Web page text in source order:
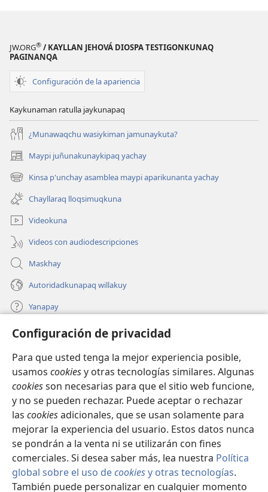
Configuración de privacidad
Para que usted tenga la mejor experiencia posible,
usamos cookiesy otras tecnologías similares. Algunas
cookiesson necesarias para que el sitio web funcione,
y no se pueden rechazar. Puede aceptar o rechazar
las cookiesadicionales, que se usan solamente para
mejorar la experiencia del usuario. Estos datos nunca
se pondrán a la venta ni se utilizarán con fines
comerciales. Si desea saber más, lea nuestra Política
global sobre el uso decookiesy otras tecnologías.
También puede personalizar en cualquier momento
JW.ORG® / KAYLLAN JEHOVÁ DIOSPA TESTIGONKUNAQ
PAGINANQA
Configuración de la apariencia
Kaykunaman ratulla jaykunapaq
¿Munawaqchu wasiykiman jamunaykuta?
Maypi juñunakunaykipaq yachay
(abre
una
nueva
ventana)
Kinsa p'unchay asamblea maypi aparikunanta yachay
(abre
una
nueva
ventana)
Chayllaraq lloqsimuqkuna
Videokuna
Videos con audiodescripciones
Maskhay
Autoridadkunapaq willakuy
Yanapay
Donacionta churanapaq
una
nueva
ventana)
INTERNETPI QELQANCHISKUNA Watchtower™
(abre
una
nueva
ventana)
JW Hub
(abre
una
nueva
ventana)
JW Library ®
Copyright© 2026 Watch Tower Bible and Tract Society of Pennsylvania.